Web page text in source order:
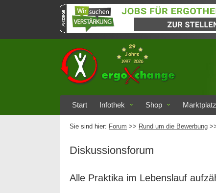
Start Infothek Shop
Sie sind hier: Forum >> Rund um die Bewerbung
Diskussionsforum
Alle Praktika im Lebenslauf